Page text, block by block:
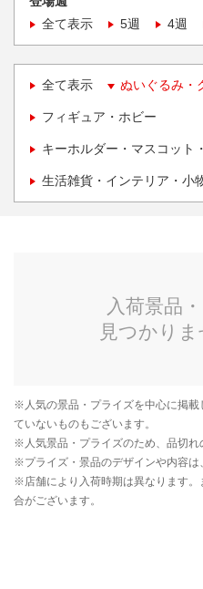
全て表示
5週 4週
全て表示 ぬいぐるみ・
フィギュア・ホビー
キーホルダー・マスコット
生活雑貨・インテリア・小